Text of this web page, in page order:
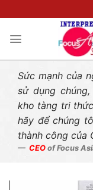
Sức mạnh của
sử dụng
kho tàng tri
hãy để chúng
thành công của
CEO of Focus